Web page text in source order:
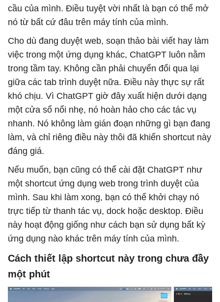
cầu của mình. Điều tuyệt vời nhất là bạn có thể mở
nó từ bất cứ đâu trên máy tính của mình.
Cho dù đang duyệt web, soạn thảo bài viết hay làm
việc trong một ứng dụng khác, ChatGPT luôn nằm
trong tầm tay. Không cần phải chuyển đổi qua lại
giữa các tab trình duyệt nữa. Điều này thực sự rất
khó chịu. Vì ChatGPT giờ đây xuất hiện dưới dạng
một cửa sổ nổi nhẹ, nó hoàn hảo cho các tác vụ
nhanh. Nó không làm gián đoạn những gì bạn đang
làm, và chỉ riêng điều này thôi đã khiến shortcut này
đáng giá.
Nếu muốn, bạn cũng có thể cài đặt ChatGPT như
một shortcut ứng dụng web trong trình duyệt của
mình. Sau khi làm xong, bạn có thể khởi chạy nó
trực tiếp từ thanh tác vụ, dock hoặc desktop. Điều
này hoạt động giống như cách bạn sử dụng bất kỳ
ứng dụng nào khác trên máy tính của mình.
Cách thiết lập shortcut này trong chưa đầy
một phút